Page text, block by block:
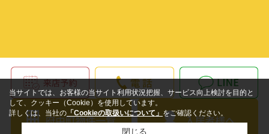
当サイトでは、お客様の当サイト利用状況把握、サービス向上検討を目的と
して、クッキー（Cookie）を使用しています。
詳しくは、当社の 「Cookieの取扱いについて」 をご確認ください。
閉じる